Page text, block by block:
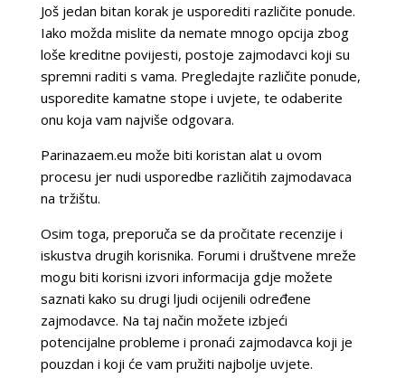
Još jedan bitan korak je usporediti različite ponude.
Iako možda mislite da nemate mnogo opcija zbog
loše kreditne povijesti, postoje zajmodavci koji su
spremni raditi s vama. Pregledajte različite ponude,
usporedite kamatne stope i uvjete, te odaberite
onu koja vam najviše odgovara.
Parinazaem.eu može biti koristan alat u ovom
procesu jer nudi usporedbe različitih zajmodavaca
na tržištu.
Osim toga, preporuča se da pročitate recenzije i
iskustva drugih korisnika. Forumi i društvene mreže
mogu biti korisni izvori informacija gdje možete
saznati kako su drugi ljudi ocijenili određene
zajmodavce. Na taj način možete izbjeći
potencijalne probleme i pronaći zajmodavca koji je
pouzdan i koji će vam pružiti najbolje uvjete.